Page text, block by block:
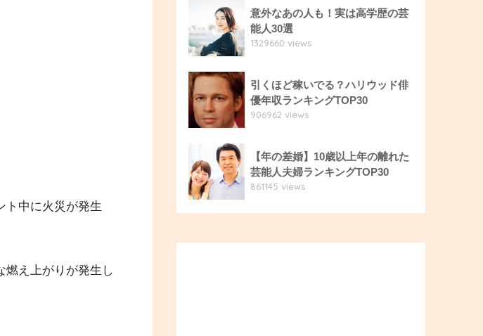
ト中に火災が発生
燃え上がりが発生し
意外なあの人も！実は高学歴の芸
能人30選
1329660 views
引くほど稼いでる？ハリウッド俳
優年収ランキングTOP30
906962 views
【年の差婚】10歳以上年の離れた
芸能人夫婦ランキングTOP30
861145 views